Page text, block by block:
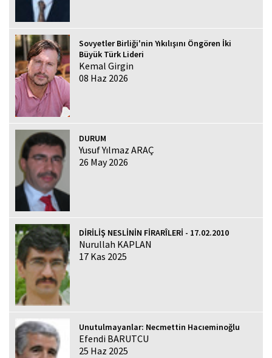
Sovyetler Birliği'nin Yıkılışını Öngören İki
Büyük Türk Lideri
Kemal Girgin
08 Haz 2026
DURUM
Yusuf Yılmaz ARAÇ
26 May 2026
DİRİLİŞ NESLİNİN FİRARÎLERİ - 17.02.2010
Nurullah KAPLAN
17 Kas 2025
Unutulmayanlar: Necmettin Hacıeminoğlu
Efendi BARUTCU
25 Haz 2025